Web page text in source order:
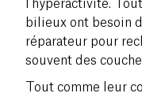
l’ hyperactivité.
bilieux ont besoin
réparateur pour
souvent des
Tout comme leur